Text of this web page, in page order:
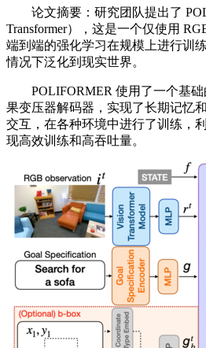
论文摘要：研究团队提出了
Transformer），这是一个仅使用
端到端的强化学习在规模上进行训
情况下泛化到现实世界。
POLIFORMER 使用了一个基础
果变压器解码器，实现了长期记忆
交互，在各种环境中进行了训练，
现高效训练和高吞吐量。